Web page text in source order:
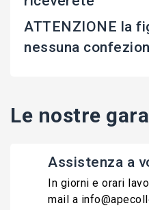
ATTENZIONE la
nessuna
Le nostre
Assistenza a
In giorni e orari
mail a